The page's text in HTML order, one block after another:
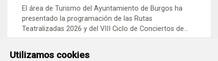
Utilizamos cookies
El área de Turismo del Ayuntamiento de Burgos ha
presentado la programación de las Rutas
Teatralizadas 2026 y del VIII Ciclo de Conciertos de...